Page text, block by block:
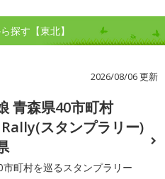
探す【東北】
2026/08/06 更新
青森県40市町村
スタンプラリー)
市町村を巡るスタンプラリー